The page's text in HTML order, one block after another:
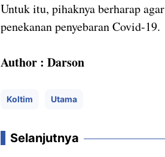
Untuk itu, pihaknya berharap
penekanan penyebaran Covid-19.
Author : Darson
Koltim Utama
Selanjutnya